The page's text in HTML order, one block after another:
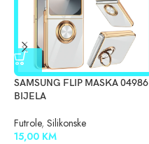
SAMSUNG FLIP MASKA 04986
BIJELA
Futrole, Silikonske
15,00 KM